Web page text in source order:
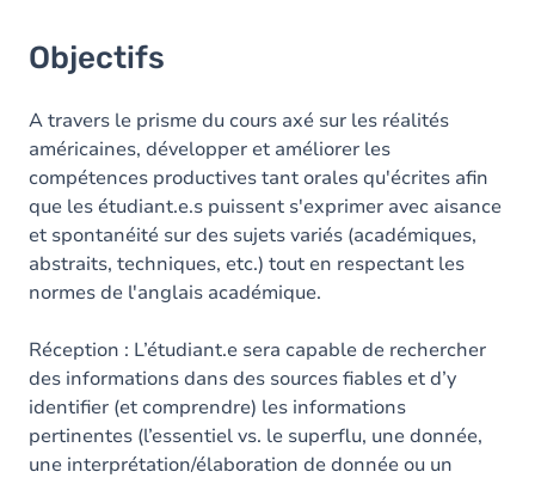
Objectifs
A travers le prisme du cours axé sur les réalités
américaines, développer et améliorer les
compétences productives tant orales qu'écrites afin
que les étudiant.e.s puissent s'exprimer avec aisance
et spontanéité sur des sujets variés (académiques,
abstraits, techniques, etc.) tout en respectant les
normes de l'anglais académique.
Réception : L’étudiant.e sera capable de rechercher
des informations dans des sources fiables et d’y
identifier (et comprendre) les informations
pertinentes (l’essentiel vs. le superflu, une donnée,
une interprétation/élaboration de donnée ou un